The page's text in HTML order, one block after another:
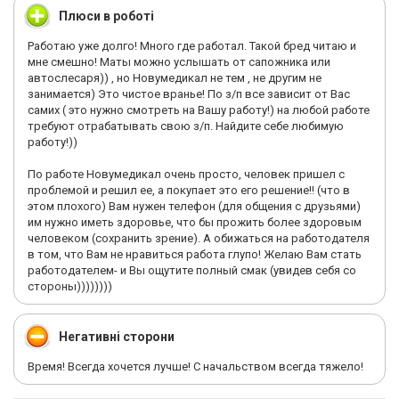
присоединяйтесь друзья!
Плюси в роботі
Работаю уже долго! Много где работал. Такой бред читаю и
мне смешно! Маты можно услышать от сапожника или
автослесаря)) , но Новумедикал не тем , не другим не
занимается) Это чистое вранье! По з/п все зависит от Вас
самих ( это нужно смотреть на Вашу работу!) на любой работе
требуют отрабатывать свою з/п. Найдите себе любимую
работу!))
По работе Новумедикал очень просто, человек пришел с
проблемой и решил ее, а покупает это его решение!! (что в
этом плохого) Вам нужен телефон (для общения с друзьями)
им нужно иметь здоровье, что бы прожить более здоровым
человеком (сохранить зрение). А обижаться на работодателя
в том, что Вам не нравиться работа глупо! Желаю Вам стать
работодателем- и Вы ощутите полный смак (увидев себя со
стороны))))))))
Негативні сторони
Время! Всегда хочется лучше! С начальством всегда тяжело!